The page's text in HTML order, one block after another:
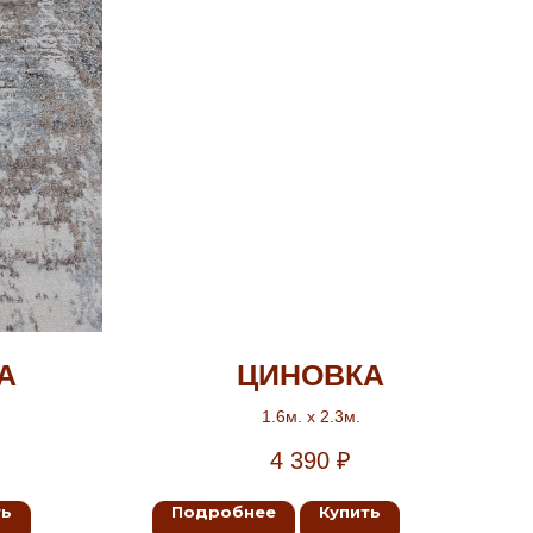
ЦИНОВКА
1.6м. х 2.3м.
4 390 ₽
Подробнее Купить